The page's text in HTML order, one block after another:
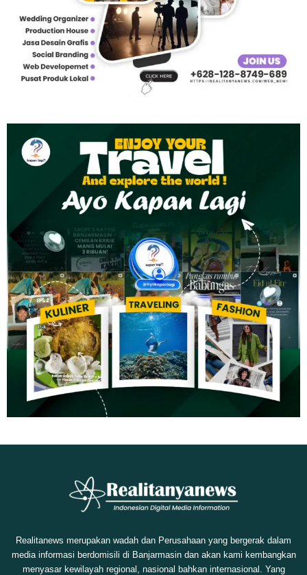
Realitanews merupakan wadah dan Perusahaan yang bergerak dalam
media informasi berdomisili di Banjarmasin dan akan kami kembangkan
menyasar kewilayah regional, nasional bahkan internasional. Yang